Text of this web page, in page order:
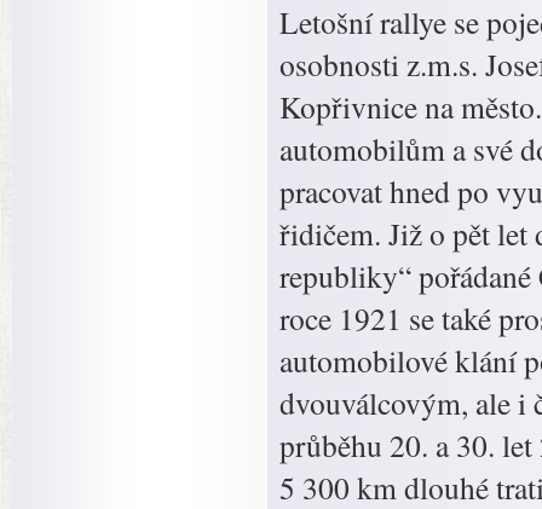
Letošní rallye se
osobnosti z.m.s.
Kopřivnice na
automobilům a své
pracovat hned po
řidičem. Již o pět
republiky“
roce 1921 se také
automobilové klání
dvouválcovým, ale i
průběhu 20. a 30.
5 300 km dlouhé